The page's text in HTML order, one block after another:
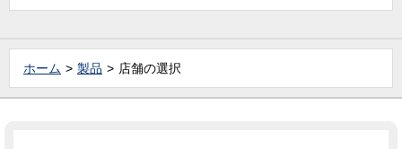
ホーム 製品 店舗の選択